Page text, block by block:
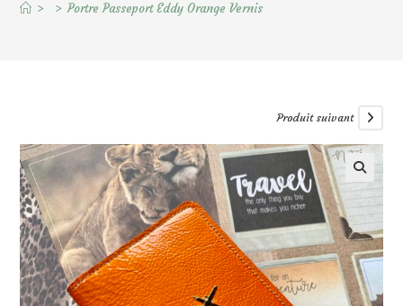
> > Portre Passeport Eddy Orange Vernis
Produit suivant
🔍